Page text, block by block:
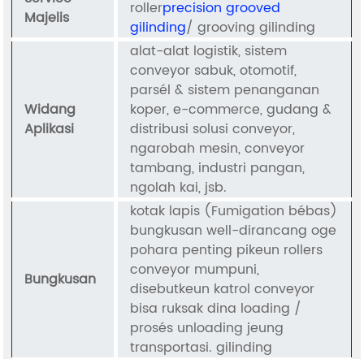
Majelis
rollerprecision grooved
gilinding/ grooving gilinding
Widang
Aplikasi
alat-alat logistik, sistem
conveyor sabuk, otomotif,
parsél & sistem penanganan
koper, e-commerce, gudang &
distribusi solusi conveyor,
ngarobah mesin, conveyor
tambang, industri pangan,
ngolah kai, jsb.
Bungkusan
kotak lapis (Fumigation bébas)
bungkusan well-dirancang oge
pohara penting pikeun rollers
conveyor mumpuni,
disebutkeun katrol conveyor
bisa ruksak dina loading /
prosés unloading jeung
transportasi. gilinding